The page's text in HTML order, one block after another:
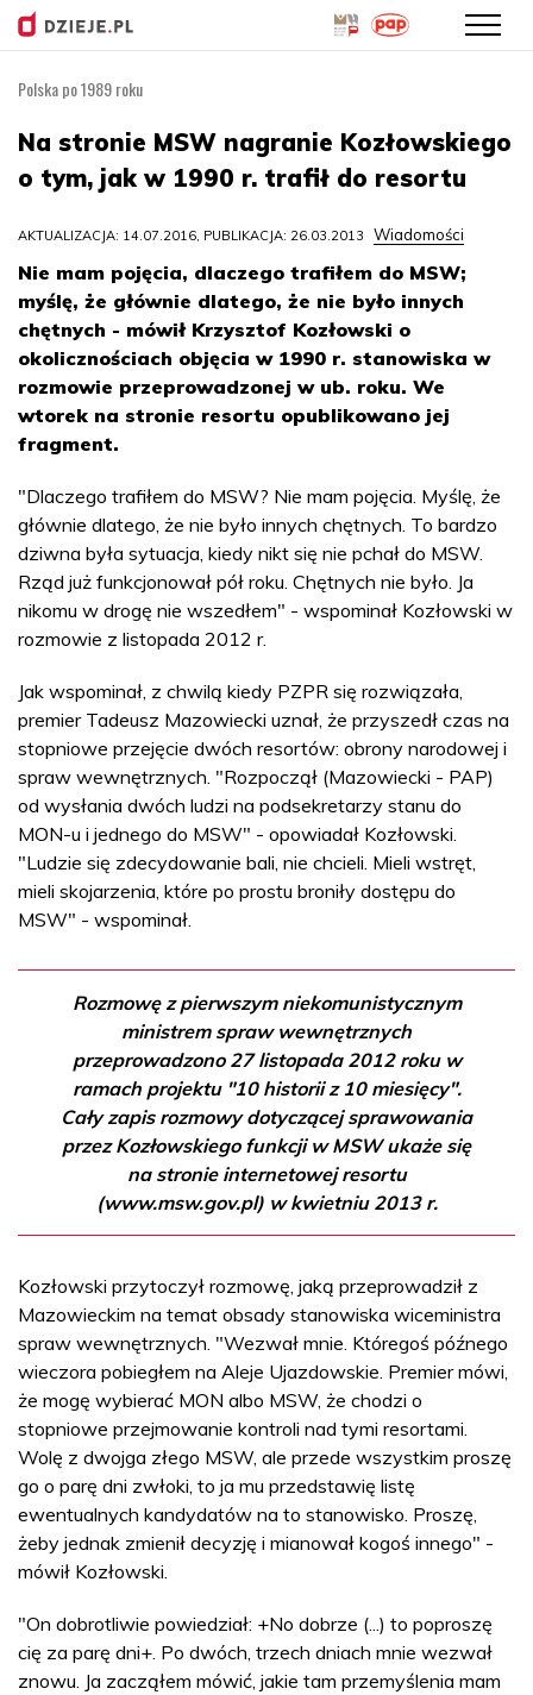
treści
Polska po 1989 roku
Na stronie MSW nagranie Kozłowskiego
o tym, jak w 1990 r. trafił do resortu
AKTUALIZACJA: 14.07.2016, PUBLIKACJA: 26.03.2013 Wiadomości
Nie mam pojęcia, dlaczego trafiłem do MSW;
myślę, że głównie dlatego, że nie było innych
chętnych - mówił Krzysztof Kozłowski o
okolicznościach objęcia w 1990 r. stanowiska w
rozmowie przeprowadzonej w ub. roku. We
wtorek na stronie resortu opublikowano jej
fragment.
"Dlaczego trafiłem do MSW? Nie mam pojęcia. Myślę, że
głównie dlatego, że nie było innych chętnych. To bardzo
dziwna była sytuacja, kiedy nikt się nie pchał do MSW.
Rząd już funkcjonował pół roku. Chętnych nie było. Ja
nikomu w drogę nie wszedłem" - wspominał Kozłowski w
rozmowie z listopada 2012 r.
Jak wspominał, z chwilą kiedy PZPR się rozwiązała,
premier Tadeusz Mazowiecki uznał, że przyszedł czas na
stopniowe przejęcie dwóch resortów: obrony narodowej i
spraw wewnętrznych. "Rozpoczął (Mazowiecki - PAP)
od wysłania dwóch ludzi na podsekretarzy stanu do
MON-u i jednego do MSW" - opowiadał Kozłowski.
"Ludzie się zdecydowanie bali, nie chcieli. Mieli wstręt,
mieli skojarzenia, które po prostu broniły dostępu do
MSW" - wspominał.
Rozmowę z pierwszym niekomunistycznym
ministrem spraw wewnętrznych
przeprowadzono 27 listopada 2012 roku w
ramach projektu "10 historii z 10 miesięcy".
Cały zapis rozmowy dotyczącej sprawowania
przez Kozłowskiego funkcji w MSW ukaże się
na stronie internetowej resortu
(www.msw.gov.pl) w kwietniu 2013 r.
Kozłowski przytoczył rozmowę, jaką przeprowadził z
Mazowieckim na temat obsady stanowiska wiceministra
spraw wewnętrznych. "Wezwał mnie. Któregoś późnego
wieczora pobiegłem na Aleje Ujazdowskie. Premier mówi,
że mogę wybierać MON albo MSW, że chodzi o
stopniowe przejmowanie kontroli nad tymi resortami.
Wolę z dwojga złego MSW, ale przede wszystkim proszę
go o parę dni zwłoki, to ja mu przedstawię listę
ewentualnych kandydatów na to stanowisko. Proszę,
żeby jednak zmienił decyzję i mianował kogoś innego" -
mówił Kozłowski.
"On dobrotliwie powiedział: +No dobrze (...) to poproszę
cię za parę dni+. Po dwóch, trzech dniach mnie wezwał
znowu. Ja zacząłem mówić, jakie tam przemyślenia mam